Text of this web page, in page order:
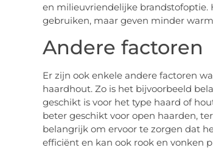
en milieuvriendelijke brandstofoptie.
gebruiken, maar geven minder
Andere factoren
Er zijn ook enkele andere factoren
haardhout. Zo is het bijvoorbeeld
geschikt is voor het type haard of
beter geschikt voor open haarden,
belangrijk om ervoor te zorgen dat
efficiënt en kan ook rook en vonken